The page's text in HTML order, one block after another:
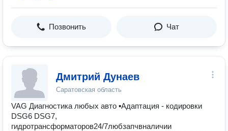
Позвонить Чат
Дмитрий Дунаев
Саратовская область
VAG Диагностика любых авто ▪Адаптация - кодировки
DSG6 DSG7,
гидротрансформаторов24/7любзапчвналичии